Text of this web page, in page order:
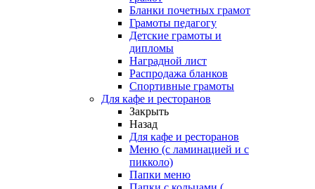
Бланки почетных грамот
Грамоты педагогу
Детские грамоты и
дипломы
Наградной лист
Распродажа бланков
Спортивные грамоты
Для кафе и ресторанов
Закрыть
Назад
Для кафе и ресторанов
Меню (с ламинацией и с
пикколо)
Папки меню